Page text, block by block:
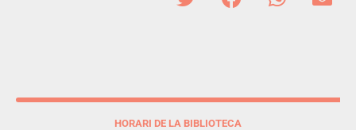
HORARI DE LA BIBLIOTECA